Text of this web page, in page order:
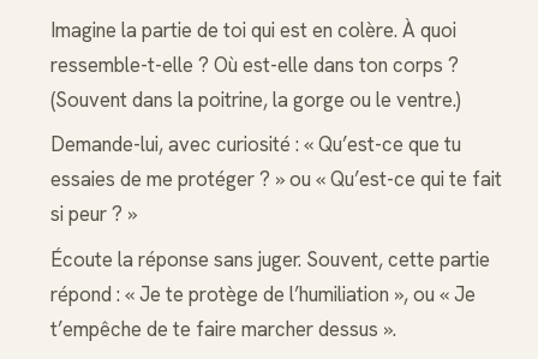
Imagine la partie de toi qui est en colère. À quoi
ressemble-t-elle ? Où est-elle dans ton corps ?
(Souvent dans la poitrine, la gorge ou le ventre.)
Demande-lui, avec curiosité : « Qu’est-ce que tu
essaies de me protéger ? » ou « Qu’est-ce qui te fait
si peur ? »
Écoute la réponse sans juger. Souvent, cette partie
répond : « Je te protège de l’humiliation », ou « Je
t’empêche de te faire marcher dessus ».